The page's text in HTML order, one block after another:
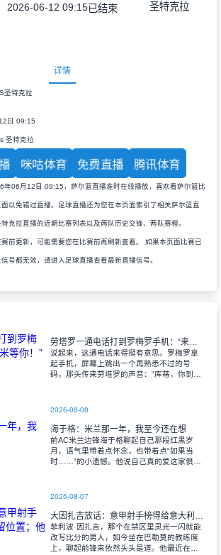
2026-06-12 09:15已结束 圣特克拉
详情
圣特克拉
日 09:15
圣特克拉
咪咕体育 免费直播 腾讯体育
年06月12日 09:15，萨尔篮直播准时在线播放，喜欢看萨尔篮比
以免错过直播。足球直播还为您在本页面索引了相关萨尔篮直
克拉直播的近期比赛列表以及两队历史交锋、两队赛程。
赛前更新，可能需要您在比赛前再刷新查看。 如果本页面比赛已
号都无效，请进入足球直播查看最新直播信号。
劳塔罗一通电话打到罗梅罗手机：“来吧，国米等你！”萨内蒂也在旁边
说起来，这通电话来得挺有意思。罗梅罗拿
起手机，屏幕上跳出一个再熟悉不过的号
码，那头传来劳塔罗的声音：“库蒂，你到底
自出
2026-08-08
海于格：米兰那一年，我至今还在想
前AC米兰边锋海于格聊起自己那段红黑岁
月，语气里带着点怀念，也带着点“如果当
时……”的小遗憾。他说自己真的爱这家俱乐
2026-08-07
大因扎吉放话：意甲射手榜得给意大利前锋留位置；他还挺信曼奇尼
菲利波·因扎吉，那个在禁区里灵光一闪就能
改写比分的男人，如今坐在巴勒莫的教练席
上，聊起前锋来依然头头是道。他最近在采